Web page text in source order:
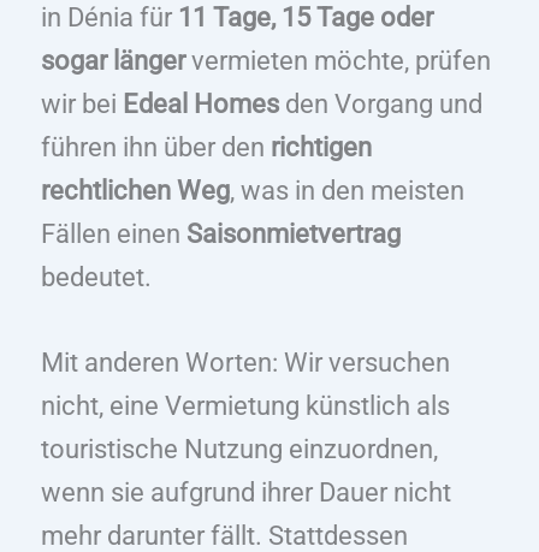
in Dénia für 11 Tage, 15 Tage oder
sogar längervermieten möchte, prüfen
wir bei Edeal Homesden Vorgang und
führen ihn über den richtigen
rechtlichen Weg, was in den meisten
Fällen einen Saisonmietvertrag
bedeutet.
Mit anderen Worten: Wir versuchen
nicht, eine Vermietung künstlich als
touristische Nutzung einzuordnen,
wenn sie aufgrund ihrer Dauer nicht
mehr darunter fällt. Stattdessen